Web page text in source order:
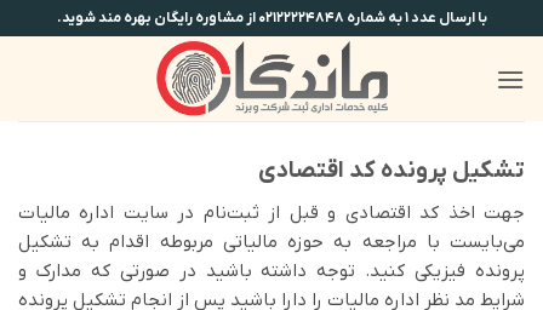
to
content
با ارسال عدد ۱ به شماره ۰۲۱۲۲۲۲۴۸۴۸ از مشاوره رایگان بهره مند شوید.
تشکیل پرونده کد اقتصادی
جهت اخذ کد اقتصادی و قبل از ثبت‌نام در سایت اداره مالیات
می‌بایست با مراجعه به حوزه مالیاتی مربوطه اقدام به تشکیل
پرونده فیزیکی کنید. توجه داشته باشید در صورتی که مدارک و
شرایط مد نظر اداره مالیات را دارا باشید پس از انجام تشکیل پرونده